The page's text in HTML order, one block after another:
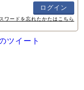
ワードを忘れたかたはこちら
ツイート